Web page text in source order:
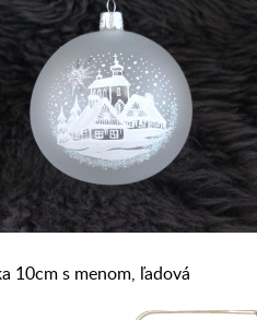
10cm s menom, ľadová